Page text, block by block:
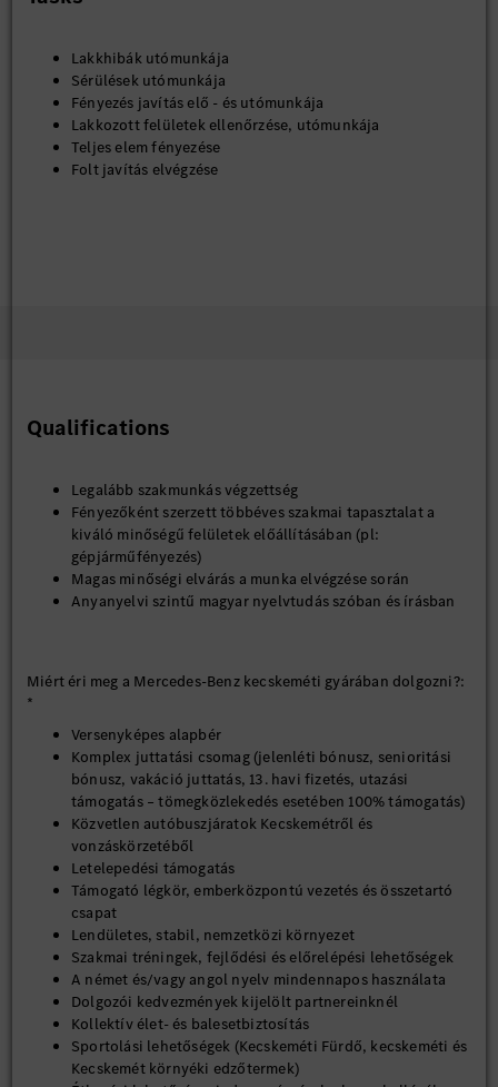
Lakkhibák utómunkája
Sérülések utómunkája
Fényezés javítás elő - és utómunkája
Lakkozott felületek ellenőrzése, utómunkája
Teljes elem fényezése
Folt javítás elvégzése
Qualifications
Legalább szakmunkás végzettség
Fényezőként szerzett többéves szakmai tapasztalat a
kiváló minőségű felületek előállításában (pl:
gépjárműfényezés)
Magas minőségi elvárás a munka elvégzése során
Anyanyelvi szintű magyar nyelvtudás szóban és írásban
Miért éri meg a Mercedes-Benz kecskeméti gyárában dolgozni?:
*
Versenyképes alapbér
Komplex juttatási csomag (jelenléti bónusz, senioritási
bónusz, vakáció juttatás, 13. havi fizetés, utazási
támogatás – tömegközlekedés esetében 100% támogatás)
Közvetlen autóbuszjáratok Kecskemétről és
vonzáskörzetéből
Letelepedési támogatás
Támogató légkör, emberközpontú vezetés és összetartó
csapat
Lendületes, stabil, nemzetközi környezet
Szakmai tréningek, fejlődési és előrelépési lehetőségek
A német és/vagy angol nyelv mindennapos használata
Dolgozói kedvezmények kijelölt partnereinknél
Kollektív élet- és balesetbiztosítás
Sportolási lehetőségek (Kecskeméti Fürdő, kecskeméti és
Kecskemét környéki edzőtermek)